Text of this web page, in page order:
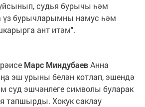
судья бурычы һәм
үз бурычларымны намус һәм
ант итәм".
Марс МиндубаевАнна
эш урыны белән котлап, эшендә
суд эшчәнлеге символы буларак
тапшырды. Хокук саклау